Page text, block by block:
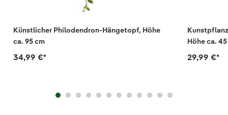
Künstlicher Philodendron-Hängetopf, Höhe
ca. 95 cm
34,99 €*
Höhe ca.
29,99 €*